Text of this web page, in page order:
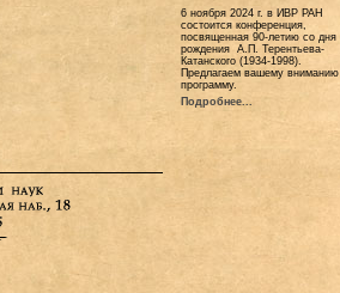
6 ноября 2024 г. в ИВР РАН
состоится конференция,
посвященная 90-летию со дня
рождения А.П. Терентьева-
Катанского (1934-1998).
Предлагаем вашему вниманию
программу.
Подробнее...